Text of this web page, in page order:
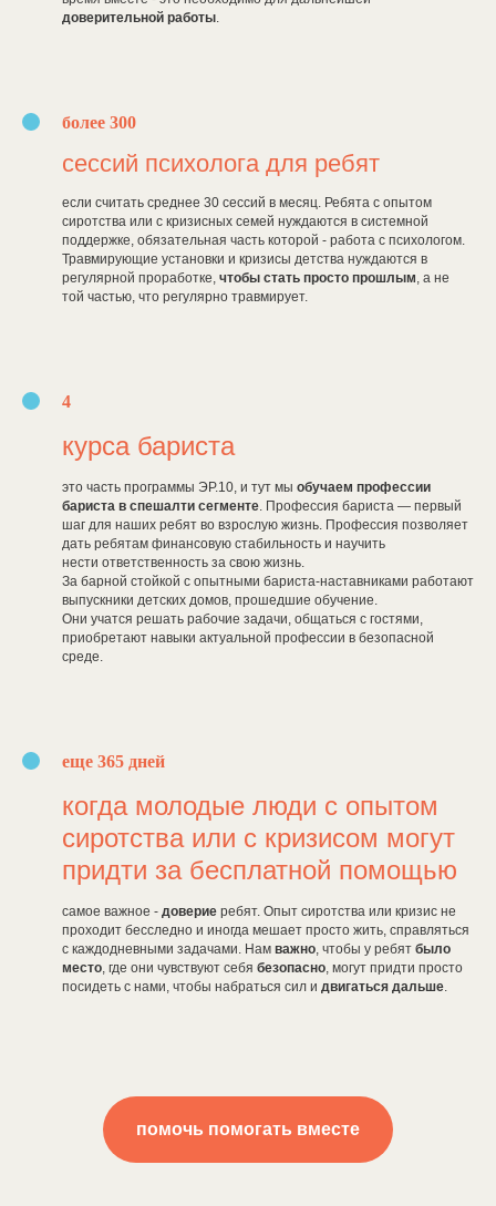
доверительной работы.
более 300
сессий психолога для ребят
если считать среднее 30 сессий в месяц. Ребята с опытом
сиротства или с кризисных семей нуждаются в системной
поддержке, обязательная часть которой - работа с психологом.
Травмирующие установки и кризисы детства нуждаются в
регулярной проработке, чтобы стать просто прошлым, а не
той частью, что регулярно травмирует.
4
курса бариста
это часть программы ЭР.10, и тут мы обучаем профессии
бариста в спешалти сегменте. Профессия бариста — первый
шаг для наших ребят во взрослую жизнь. Профессия позволяет
дать ребятам финансовую стабильность и научить
нести ответственность за свою жизнь.
За барной стойкой с опытными бариста-наставниками работают
выпускники детских домов, прошедшие обучение.
Они учатся решать рабочие задачи, общаться с гостями,
приобретают навыки актуальной профессии в безопасной
среде.
еще 365 дней
когда молодые люди с опытом
сиротства или с кризисом могут
придти за бесплатной помощью
самое важное - доверие ребят. Опыт сиротства или кризис не
проходит бесследно и иногда мешает просто жить, справляться
с каждодневными задачами. Нам важно, чтобы у ребят было
место, где они чувствуют себя безопасно, могут придти просто
посидеть с нами, чтобы набраться сил и двигаться дальше.
помочь помогать вместе